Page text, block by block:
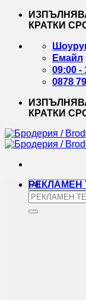
Skip
КРАТКИ
Емайл
09:00 -
0878
КРАТКИ
Търсене
за:
РЕКЛАМЕН